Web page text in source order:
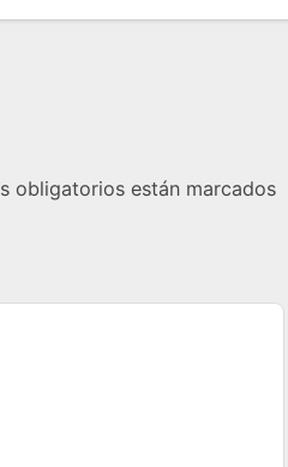
obligatorios están marcados